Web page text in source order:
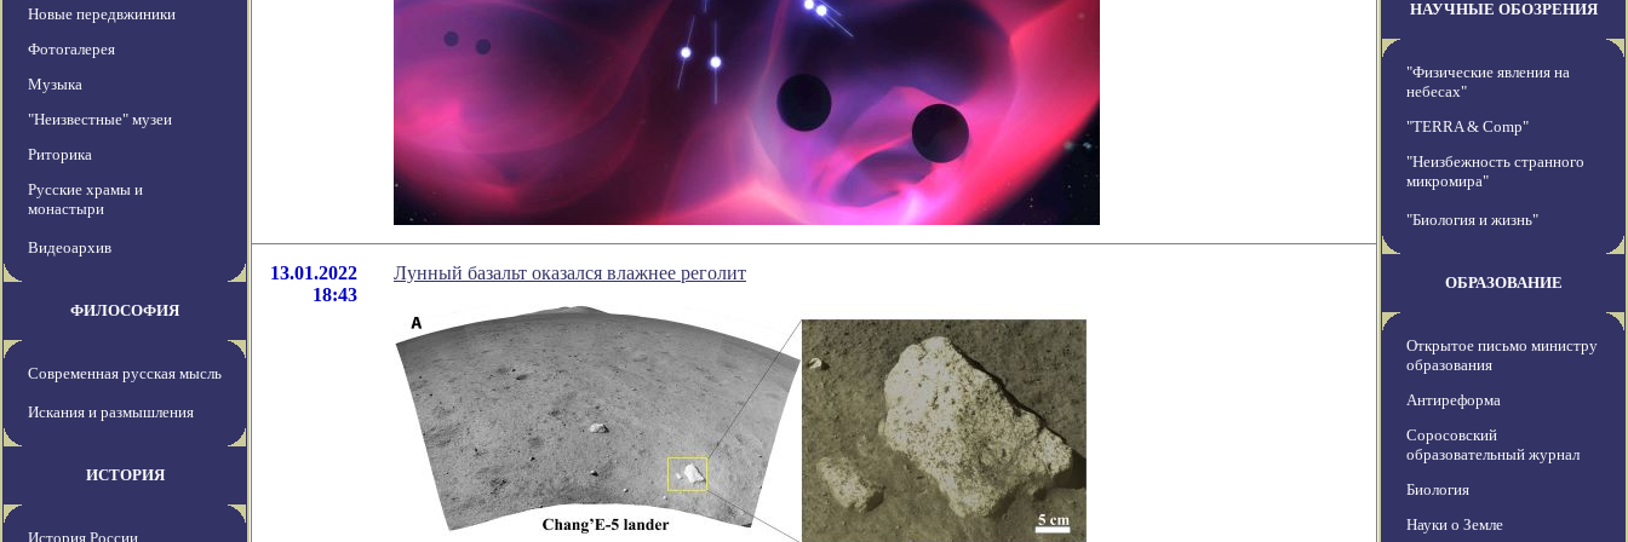
Новые передвжиники
Фотогалерея
Музыка
"Неизвестные" музеи
Риторика
Русские храмы и
монастыри
Видеоархив
ФИЛОСОФИЯ
Современная русская мысль
Искания и размышления
ИСТОРИЯ
История России
13.01.2022
18:43
Лунный базальт оказался влажнее реголит
НАУЧНЫЕ ОБОЗРЕНИЯ
"Физические явления на
небесах"
"TERRA & Comp"
"Неизбежность странного
микромира"
"Биология и жизнь"
ОБРАЗОВАНИЕ
Открытое письмо министру
образования
Антиреформа
Соросовский
образовательный журнал
Биология
Науки о Земле